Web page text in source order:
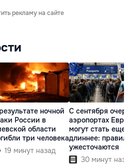
рекламу на сайте
ночной
России в
области
три человека
19 минут назад
С сентября
аэропортах
могут стать еще
длиннее: правила
ужесточаются
30 минут